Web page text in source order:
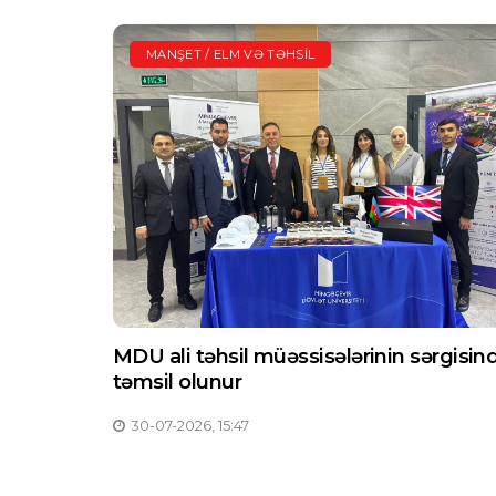
MANŞET / ELM VƏ TƏHSIL
MDU ali təhsil müəssisələrinin
təmsil olunur
30-07-2026, 15:47